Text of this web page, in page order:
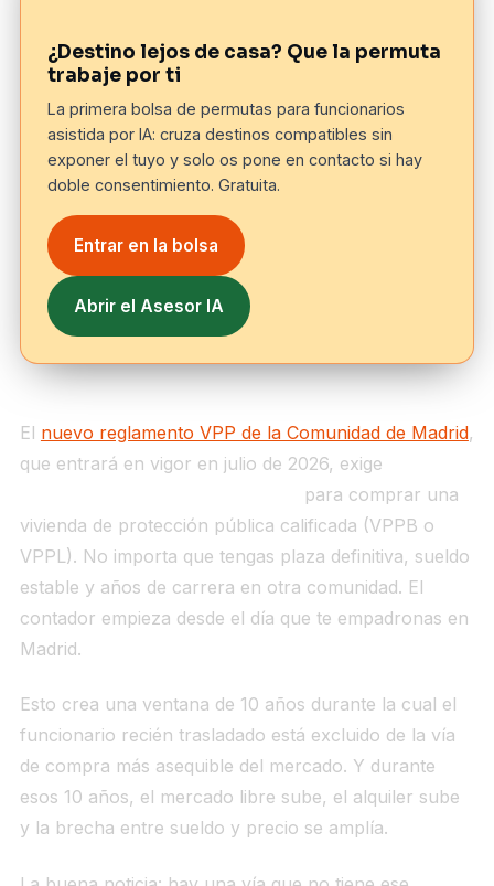
¿Destino lejos de casa? Que la permuta
trabaje por ti
La primera bolsa de permutas para funcionarios
asistida por IA: cruza destinos compatibles sin
exponer el tuyo y solo os pone en contacto si hay
doble consentimiento. Gratuita.
Entrar en la bolsa
Abrir el Asesor IA
El nuevo reglamento VPP de la Comunidad de Madrid,
que entrará en vigor en julio de 2026, exige
para comprar una
vivienda de protección pública calificada (VPPB o
VPPL). No importa que tengas plaza definitiva, sueldo
estable y años de carrera en otra comunidad. El
contador empieza desde el día que te empadronas en
Madrid.
Esto crea una ventana de 10 años durante la cual el
funcionario recién trasladado está excluido de la vía
de compra más asequible del mercado. Y durante
esos 10 años, el mercado libre sube, el alquiler sube
y la brecha entre sueldo y precio se amplía.